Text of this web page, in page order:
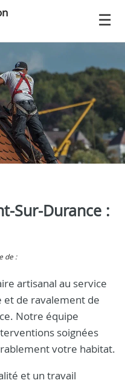
Sur-Durance :
de :
artisanal au service
et de ravalement de
Notre équipe
soignées
votre habitat.
et un travail